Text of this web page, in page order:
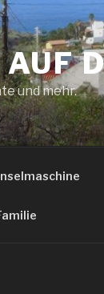
AUF
und mehr.